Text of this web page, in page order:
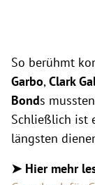
So berühmt
Garbo,Clark
Bonds
Schließlich ist
längsten
➤ Hier mehr